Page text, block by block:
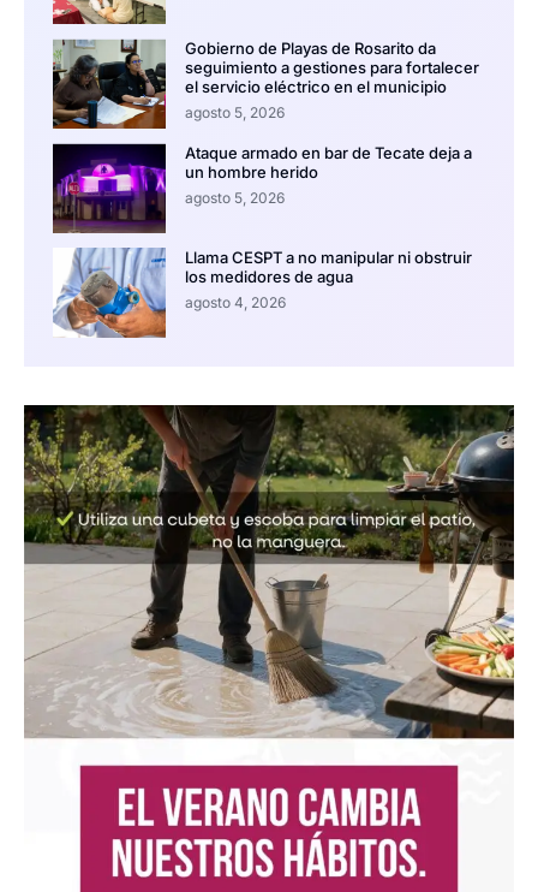
Gobierno de Playas de Rosarito da
seguimiento a gestiones para fortalecer
el servicio eléctrico en el municipio
agosto 5, 2026
Ataque armado en bar de Tecate deja a
un hombre herido
agosto 5, 2026
Llama CESPT a no manipular ni obstruir
los medidores de agua
agosto 4, 2026